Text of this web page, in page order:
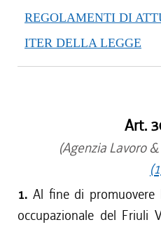
REGOLAMENTI DI
ITER DELLA LEGGE
Art.
(Agenzia Lavoro
1. Al fine di promuovere
occupazionale del Friuli